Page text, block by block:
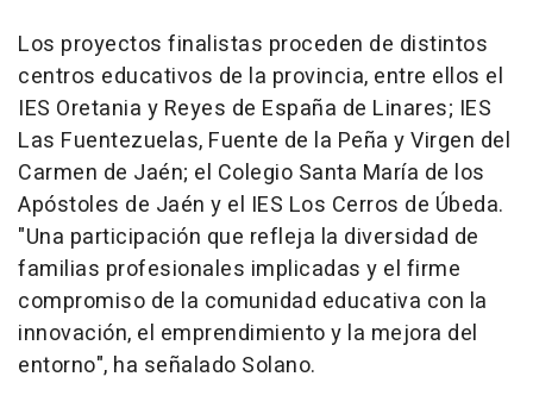
Los proyectos finalistas proceden de distintos
centros educativos de la provincia, entre ellos el
IES Oretania y Reyes de España de Linares; IES
Las Fuentezuelas, Fuente de la Peña y Virgen del
Carmen de Jaén; el Colegio Santa María de los
Apóstoles de Jaén y el IES Los Cerros de Úbeda.
"Una participación que refleja la diversidad de
familias profesionales implicadas y el firme
compromiso de la comunidad educativa con la
innovación, el emprendimiento y la mejora del
entorno", ha señalado Solano.